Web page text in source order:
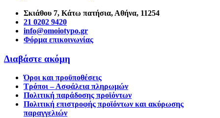
Σκιάθου 7, Κάτω πατήσια, Αθήνα, 11254
21 0202 9420
info@omoiotypo.gr
Φόρμα επικοινωνίας
Διαβάστε ακόμη
Όροι και προϋποθέσεις
Τρόποι – Ασφάλεια πληρωμών
Πολιτική παράδοσης προϊόντων
Πολιτική επιστροφής προϊόντων και ακύρωσης
παραγγελιών